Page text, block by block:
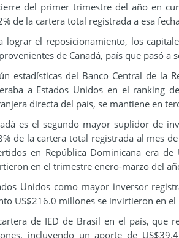
del primer trimestre del año en
de la cartera total registrada a esa
lograr el reposicionamiento, los
de Canadá, país que pasó
estadísticas del Banco Central de la
a Estados Unidos en el ranking
directa del país, se mantiene en
es el segundo mayor suplidor de
de la cartera total registrada al mes
en República Dominicana era
en el trimestre enero-marzo del
Unidos como mayor inversor
US$216.0 millones se invirtieron en
de IED de Brasil en el país, que
incluyendo un aporte de